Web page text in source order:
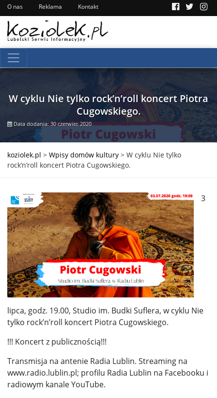
O nas Reklama Kontakt
W cyklu Nie tylko rock’n’roll koncert Piotra
Cugowskiego.
Data dodania: 30 czerwiec 2020
koziolek.pl > Wpisy domów kultury > W cyklu Nie tylko
rock’n’roll koncert Piotra Cugowskiego.
3
lipca, godz. 19.00, Studio im. Budki Suflera, w cyklu Nie
tylko rock’n’roll koncert Piotra Cugowskiego.
!!! Koncert z publicznością!!!
Transmisja na antenie Radia Lublin. Streaming na
www.radio.lublin.pl; profilu Radia Lublin na Facebooku i
radiowym kanale YouTube.